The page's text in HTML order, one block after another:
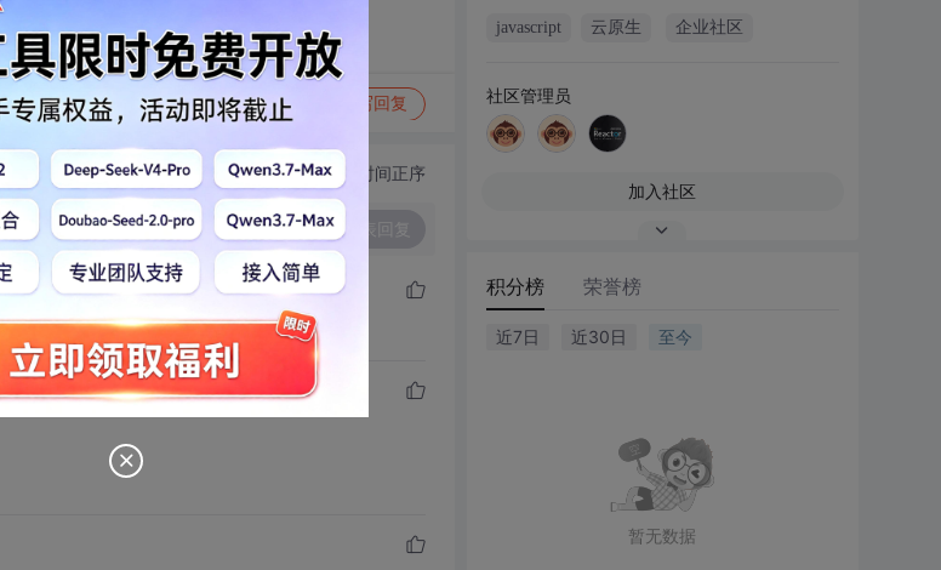
举报 写回复
切换为时间正序
发表回复
javascript 云原生 企业社区
社区管理员
加入社区
积分榜 荣誉榜
近7日 近30日 至今
暂无数据